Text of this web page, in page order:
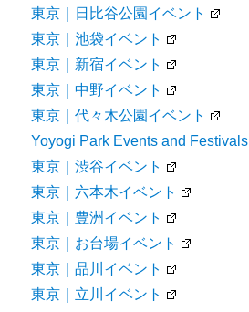
東京｜日比谷公園イベント
東京｜池袋イベント
東京｜新宿イベント
東京｜中野イベント
東京｜代々木公園イベント
Yoyogi Park Events and Festivals
東京｜渋谷イベント
東京｜六本木イベント
東京｜豊洲イベント
東京｜お台場イベント
東京｜品川イベント
東京｜立川イベント